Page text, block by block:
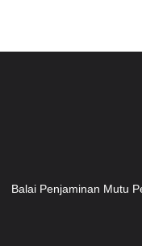
Balai Penjaminan Mutu